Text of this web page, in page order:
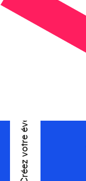
Créez votre événement
Afrique